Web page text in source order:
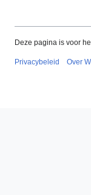
Deze pagina is voor
Privacybeleid Over